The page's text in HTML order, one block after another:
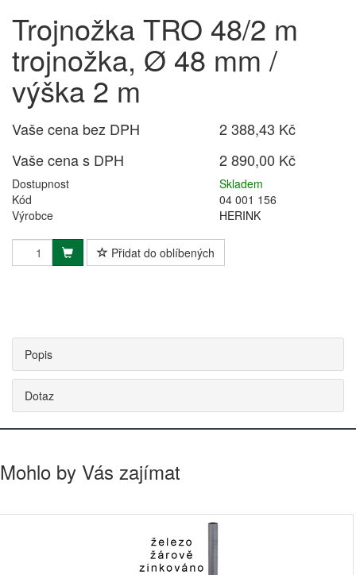
Trojnožka TRO 48/2 m
trojnožka, Ø 48 mm /
výška 2 m
Vaše cena bez DPH
2 388,43 Kč
Vaše cena s DPH
2 890,00 Kč
Dostupnost
Skladem
Kód
04 001 156
Výrobce
HERINK
Přidat do oblíbených
Popis
Dotaz
Mohlo by Vás zajímat